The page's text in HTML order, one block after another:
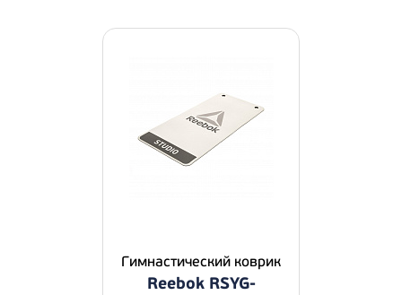
Гимнастический коврик
Reebok RSYG-